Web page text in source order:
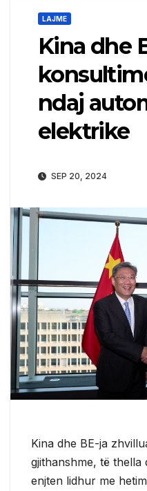
LAJME
Kina dhe
ndaj
elektrike
SEP 20, 2024
Kina dhe BE-ja
gjithanshme, të thella
enjten lidhur me